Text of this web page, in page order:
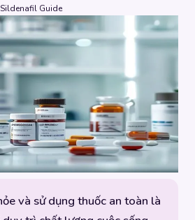
Guide
và sử dụng thuốc an toàn là